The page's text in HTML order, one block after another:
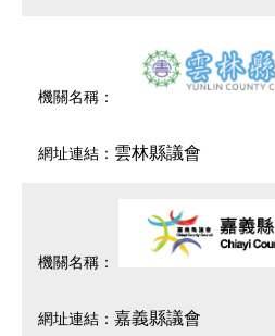
雲林縣議會
嘉義縣議會